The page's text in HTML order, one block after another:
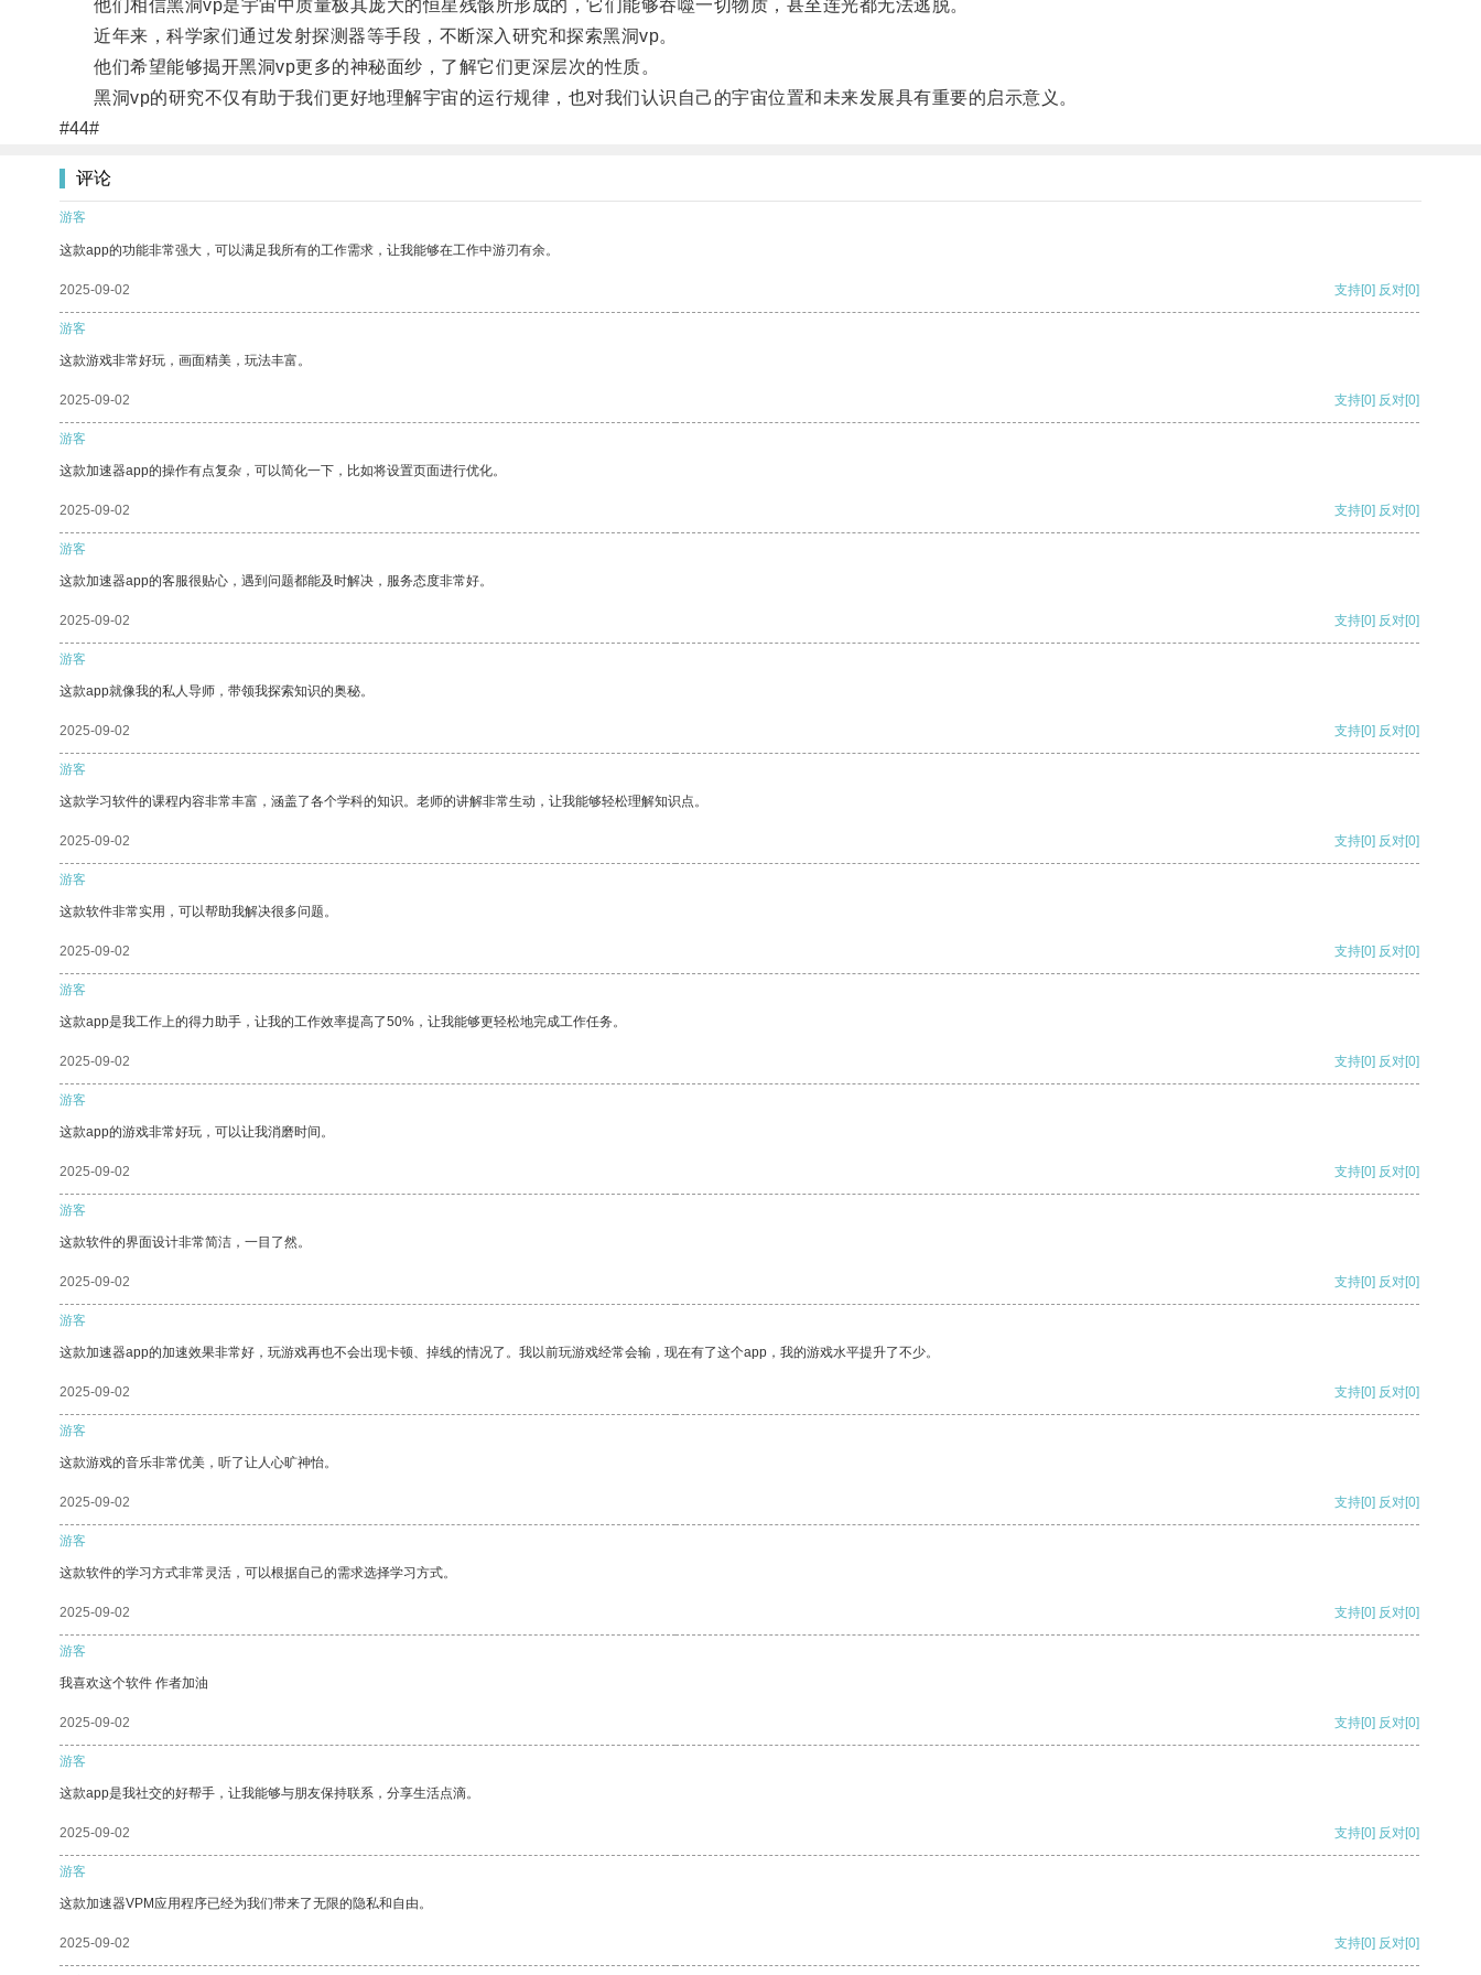
他们相信黑洞vp是宇宙中质量极其庞大的恒星残骸所形成的，它们能够吞噬一切物质，甚至连光都无法逃脱。
近年来，科学家们通过发射探测器等手段，不断深入研究和探索黑洞vp。
他们希望能够揭开黑洞vp更多的神秘面纱，了解它们更深层次的性质。
黑洞vp的研究不仅有助于我们更好地理解宇宙的运行规律，也对我们认识自己的宇宙位置和未来发展具有重要的启示意义。
#44#
评论
游客
这款app的功能非常强大，可以满足我所有的工作需求，让我能够在工作中游刃有余。
2025-09-02 支持[0] 反对[0]
游客
这款游戏非常好玩，画面精美，玩法丰富。
2025-09-02 支持[0] 反对[0]
游客
这款加速器app的操作有点复杂，可以简化一下，比如将设置页面进行优化。
2025-09-02 支持[0] 反对[0]
游客
这款加速器app的客服很贴心，遇到问题都能及时解决，服务态度非常好。
2025-09-02 支持[0] 反对[0]
游客
这款app就像我的私人导师，带领我探索知识的奥秘。
2025-09-02 支持[0] 反对[0]
游客
这款学习软件的课程内容非常丰富，涵盖了各个学科的知识。老师的讲解非常生动，让我能够轻松理解知识点。
2025-09-02 支持[0] 反对[0]
游客
这款软件非常实用，可以帮助我解决很多问题。
2025-09-02 支持[0] 反对[0]
游客
这款app是我工作上的得力助手，让我的工作效率提高了50%，让我能够更轻松地完成工作任务。
2025-09-02 支持[0] 反对[0]
游客
这款app的游戏非常好玩，可以让我消磨时间。
2025-09-02 支持[0] 反对[0]
游客
这款软件的界面设计非常简洁，一目了然。
2025-09-02 支持[0] 反对[0]
游客
这款加速器app的加速效果非常好，玩游戏再也不会出现卡顿、掉线的情况了。我以前玩游戏经常会输，现在有了这个app，我的游戏水平提升了不少。
2025-09-02 支持[0] 反对[0]
游客
这款游戏的音乐非常优美，听了让人心旷神怡。
2025-09-02 支持[0] 反对[0]
游客
这款软件的学习方式非常灵活，可以根据自己的需求选择学习方式。
2025-09-02 支持[0] 反对[0]
游客
我喜欢这个软件 作者加油
2025-09-02 支持[0] 反对[0]
游客
这款app是我社交的好帮手，让我能够与朋友保持联系，分享生活点滴。
2025-09-02 支持[0] 反对[0]
游客
这款加速器VPM应用程序已经为我们带来了无限的隐私和自由。
2025-09-02 支持[0] 反对[0]